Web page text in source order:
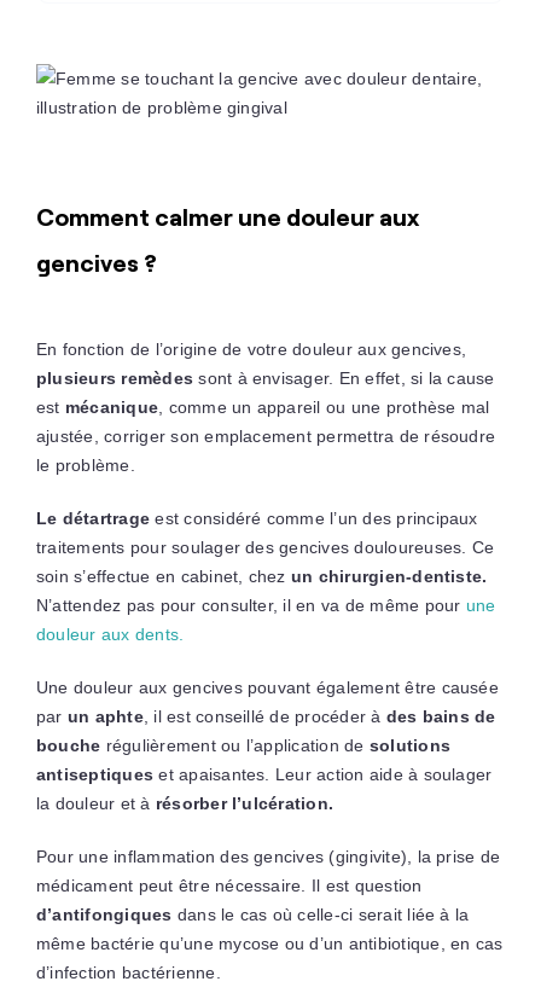
Comment calmer une douleur aux
gencives ?
En fonction de l’origine de votre douleur aux gencives,
plusieurs remèdes sont à envisager. En effet, si la cause
est mécanique , comme un appareil ou une prothèse mal
ajustée, corriger son emplacement permettra de résoudre
le problème.
Le détartrage est considéré comme l’un des principaux
traitements pour soulager des gencives douloureuses. Ce
soin s’effectue en cabinet, chez un chirurgien-dentiste.
N’attendez pas pour consulter, il en va de même pour une
douleur aux dents.
Une douleur aux gencives pouvant également être causée
par un aphte, il est conseillé de procéder à des bains de
bouche régulièrement ou l’application de solutions
antiseptiques et apaisantes. Leur action aide à soulager
la douleur et à résorber l’ulcération.
Pour une inflammation des gencives (gingivite), la prise de
médicament peut être nécessaire. Il est question
d’antifongiques dans le cas où celle-ci serait liée à la
même bactérie qu’une mycose ou d’un antibiotique, en cas
d’infection bactérienne.